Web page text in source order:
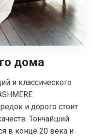
дома
и классического
и дорого стоит
Тончайший
в конце 20 века и